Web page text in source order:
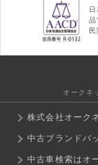
品
民
オークネ
株式会社オーク
中古ブランドバ
中古車検索はオ